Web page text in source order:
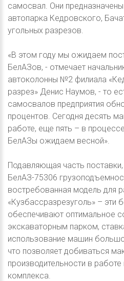
самосвал. Они
автопарка Кедровского,
угольных разрезов.
«В этом году мы ожидаем
БелАЗов, - отмечает
автоколонны №2 филиала
разрез» Денис Наумов, - то
самосвалов предприятия
процентов. Сегодня десять
работе, еще пять – в
БелАЗы ожидаем весной».
Подавляющая часть
БелАЗ-75306
востребованная модель для
«Кузбассразрезуголь» – эти
обеспечивают оптимальное
экскаваторным парком,
использование машин
что позволяет добиваться
производительности в
комплекса.